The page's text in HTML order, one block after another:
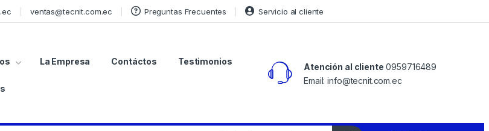
ventas@tecnit.com.ec Preguntas Frecuentes Servicio al cliente
La Empresa Contáctos Testimonios
Atención al cliente 0959716489
Email: info@tecnit.com.ec